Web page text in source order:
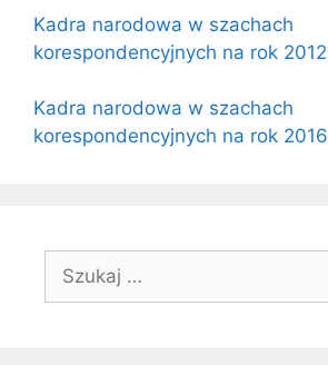
Kadra narodowa w szachach
korespondencyjnych na rok 2012
Kadra narodowa w szachach
korespondencyjnych na rok 2016
Szukaj: